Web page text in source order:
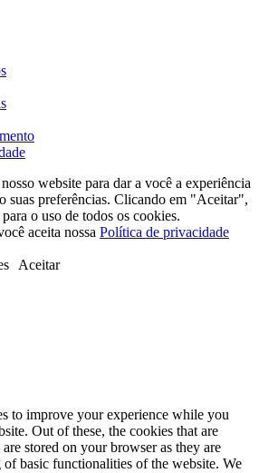
website para dar a você a experiência
suas preferências. Clicando em "Aceitar",
o uso de todos os cookies.
aceita nossa Política de privacidade
Aceitar
to improve your experience while you
Out of these, the cookies that are
are stored on your browser as they are
basic functionalities of the website. We